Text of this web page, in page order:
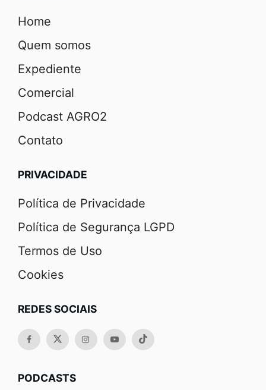
Home
Quem somos
Expediente
Comercial
Podcast AGRO2
Contato
PRIVACIDADE
Política de Privacidade
Política de Segurança LGPD
Termos de Uso
Cookies
REDES SOCIAIS
PODCASTS